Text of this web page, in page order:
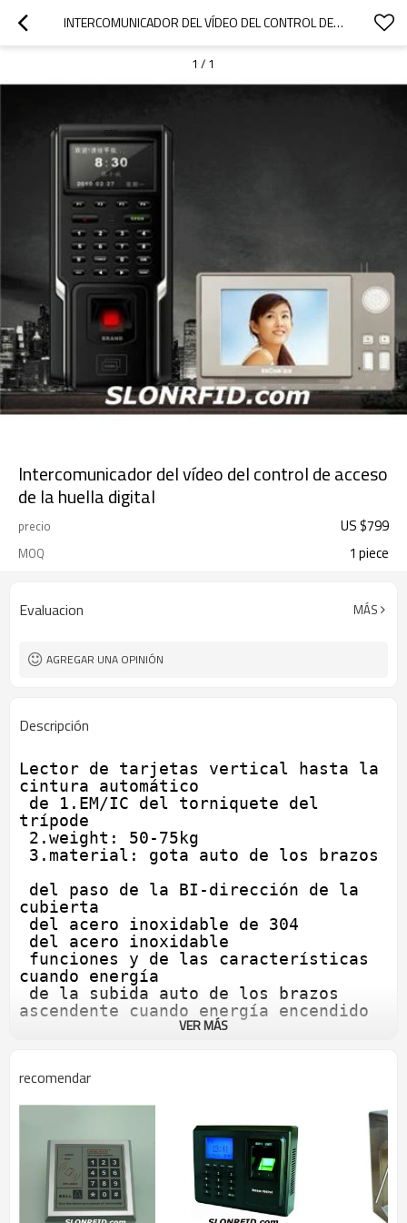
INTERCOMUNICADOR DEL VÍDEO DEL CONTROL DE ACCESO DE LA HUELLA DIGITAL
1 / 1
Intercomunicador del vídeo del control de acceso
de la huella digital
precio US $799
MOQ 1 piece
Evaluacion MÁS
AGREGAR UNA OPINIÓN
Descripción
Lector de tarjetas vertical hasta la
cintura automático
trípode
cubierta
cuando energía
ascendente cuando energía encendido
y parada auto en indicador
VER MÁS
recomendar